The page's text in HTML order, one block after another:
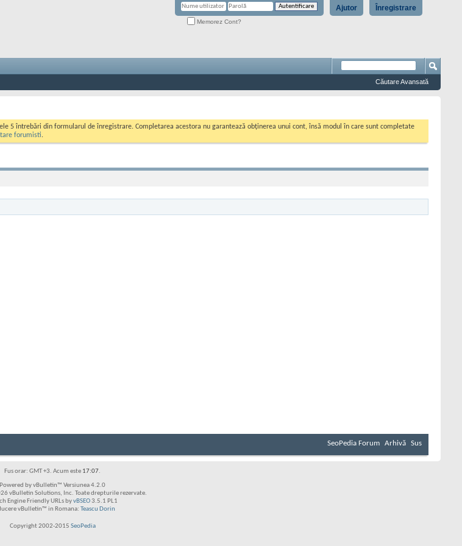
Înregistrare
Ajutor
Memorez Cont?
Căutare Avansată
5 întrebări din formularul de înregistrare. Completarea acestora nu garantează obținerea unui cont, însă modul în care sunt completate
forumisti.
SeoPedia Forum Arhivă Sus
Fus orar: GMT +3. Acum este 17:07.
Powered by vBulletin™ Versiunea 4.2.0
vBulletin Solutions, Inc. Toate drepturile rezervate.
Engine Friendly URLs byvBSEO3.5.1 PL1
vBulletin™ in Romana: Teascu Dorin
Copyright 2002-2015 SeoPedia